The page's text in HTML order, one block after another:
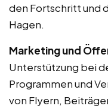
den Fortschritt und
Hagen.
Marketing und
Unterstützung bei
Programmen und
von Flyern,